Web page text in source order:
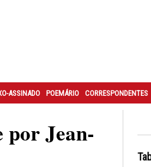
ASSINADO POEMÁRIO CORRESPONDENTES
por Jean-